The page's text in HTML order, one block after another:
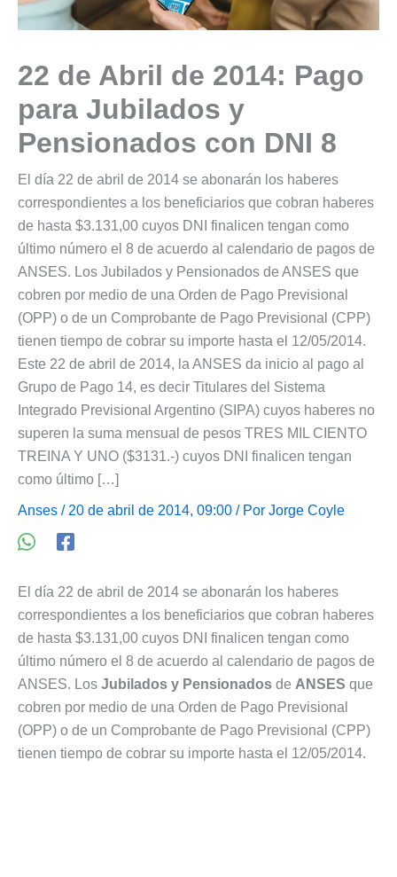
22 de Abril de 2014: Pago
para Jubilados y
Pensionados con DNI 8
El día 22 de abril de 2014 se abonarán los haberes
correspondientes a los beneficiarios que cobran haberes
de hasta $3.131,00 cuyos DNI finalicen tengan como
último número el 8 de acuerdo al calendario de pagos de
ANSES. Los Jubilados y Pensionados de ANSES que
cobren por medio de una Orden de Pago Previsional
(OPP) o de un Comprobante de Pago Previsional (CPP)
tienen tiempo de cobrar su importe hasta el 12/05/2014.
Este 22 de abril de 2014, la ANSES da inicio al pago al
Grupo de Pago 14, es decir Titulares del Sistema
Integrado Previsional Argentino (SIPA) cuyos haberes no
superen la suma mensual de pesos TRES MIL CIENTO
TREINA Y UNO ($3131.-) cuyos DNI finalicen tengan
como último […]
Anses / 20 de abril de 2014, 09:00 / Por Jorge Coyle
El día 22 de abril de 2014 se abonarán los haberes
correspondientes a los beneficiarios que cobran haberes
de hasta $3.131,00 cuyos DNI finalicen tengan como
último número el 8 de acuerdo al calendario de pagos de
ANSES. Los Jubilados y Pensionados de ANSES que
cobren por medio de una Orden de Pago Previsional
(OPP) o de un Comprobante de Pago Previsional (CPP)
tienen tiempo de cobrar su importe hasta el 12/05/2014.